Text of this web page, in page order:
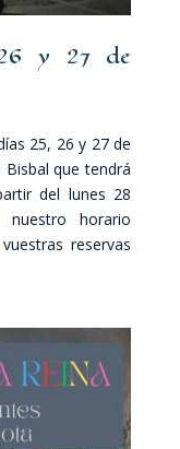
y 27 de
25, 26 y 27 de
que tendrá
del lunes 28
horario
reservas